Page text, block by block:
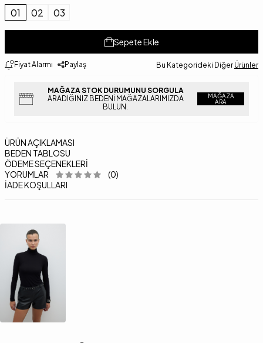
01 02 03
Sepete Ekle
Fiyat Alarmı Paylaş Bu Kategorideki Diğer Ürünler
MAĞAZA STOK DURUMUNU SORGULA
ARADIĞINIZ BEDENI MAĞAZALARIMIZDA
BULUN.
MAĞAZA
ARA
ÜRÜN AÇIKLAMASI
BEDEN TABLOSU
ÖDEME SEÇENEKLERI
YORUMLAR
(0)
İADE KOŞULLARI